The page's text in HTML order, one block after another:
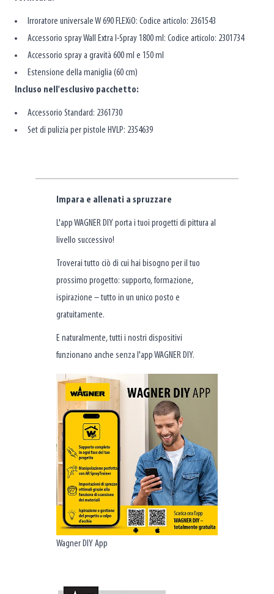
Irroratore universale W 690 FLEXiO: Codice articolo: 2361543
Accessorio spray Wall Extra I-Spray 1800 ml: Codice articolo: 2301734
Accessorio spray a gravità 600 ml e 150 ml
Estensione della maniglia (60 cm)
Incluso nell'esclusivo pacchetto:
Accessorio Standard: 2361730
Set di pulizia per pistole HVLP: 2354639
Impara e allenati a spruzzare
L'app WAGNER DIY porta i tuoi progetti di pittura al
livello successivo!
Troverai tutto ciò di cui hai bisogno per il tuo
prossimo progetto: supporto, formazione,
ispirazione – tutto in un unico posto e
gratuitamente.
E naturalmente, tutti i nostri dispositivi
funzionano anche senza l'app WAGNER DIY.
Wagner DIY App